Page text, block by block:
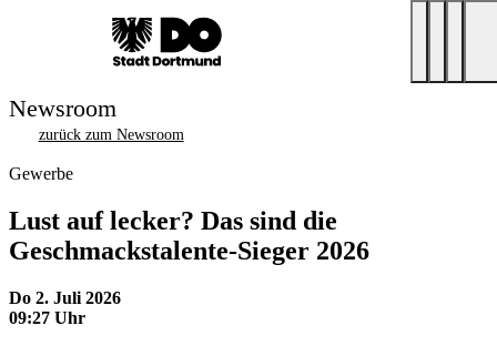
Newsroom
zurück zum Newsroom
Gewerbe
Lust auf lecker? Das sind die
Geschmackstalente-Sieger 2026
Do 2. Juli 2026
09:27 Uhr